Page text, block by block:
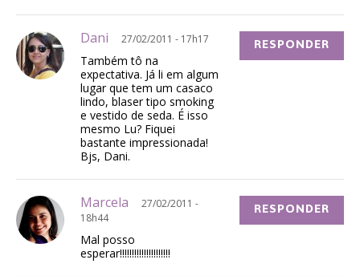
Dani 27/02/2011 - 17h17
Também tô na
expectativa. Já li em algum
lugar que tem um casaco
lindo, blaser tipo smoking
e vestido de seda. É isso
mesmo Lu? Fiquei
bastante impressionada!
Bjs, Dani.
RESPONDER
Marcela
27/02/2011 -
18h44
Mal posso
esperar!!!!!!!!!!!!!!!!!!!!!
RESPONDER